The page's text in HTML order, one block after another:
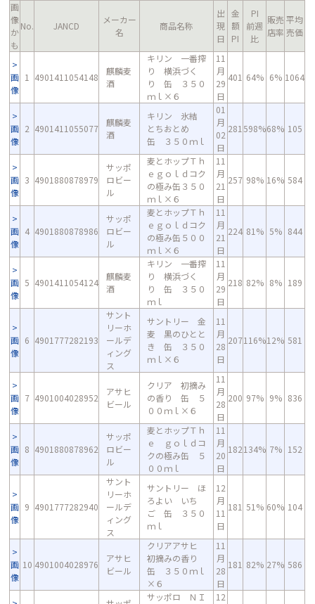
画
像
か
も
No. JANCD
メーカー
名
商品名称
出
現
日
金
額
PI
PI
前週
比
販売
店率
平均
売価
画
像
1 4901411054148
麒麟麦
酒
キリン 一番搾
り 横浜づく
り 缶 ３５０
ｍｌ×６
11
月
29
日
401 64% 6% 1064
画
像
2 4901411055077
麒麟麦
酒
キリン 氷結
とちおとめ
缶 ３５０ｍｌ
01
月
02
日
281 598%68% 105
画
像
3 4901880878979
サッポ
ロビー
ル
麦とホップＴｈ
ｅｇｏｌｄコク
の極み缶３５０
ｍｌ×６
11
月
21
日
257 98% 16% 584
画
像
4 4901880878986
サッポ
ロビー
ル
麦とホップＴｈ
ｅｇｏｌｄコク
の極み缶５００
ｍｌ×６
11
月
21
日
224 81% 5% 844
画
像
5 4901411054124
麒麟麦
酒
キリン 一番搾
り 横浜づく
り 缶 ３５０
ｍｌ
11
月
29
日
218 82% 8% 189
画
像
6 4901777282193
サント
リーホ
ールデ
ィング
ス
サントリー 金
麦 黒のひとと
き 缶 ３５０
ｍｌ×６
11
月
28
日
207116%12% 581
画
像
7 4901004028952
アサヒ
ビール
クリア 初摘み
の香り 缶 ５
００ｍｌ×６
11
月
28
日
200 97% 9% 836
画
像
8 4901880878962
サッポ
ロビー
ル
麦とホップＴｈ
ｅ ｇｏｌｄコ
クの極み缶 ５
００ｍｌ
11
月
20
日
182134% 7% 152
画
像
9 4901777282940
サント
リーホ
ールデ
ィング
ス
サントリー ほ
ろよい いち
ご 缶 ３５０
ｍｌ
12
月
11
日
181 51% 60% 104
画
像
10 4901004028976
アサヒ
ビール
クリアアサヒ
初摘みの香り
缶 ３５０ｍｌ
×６
11
月
28
日
181 82% 27% 586
サッポロ ＮＩ
12